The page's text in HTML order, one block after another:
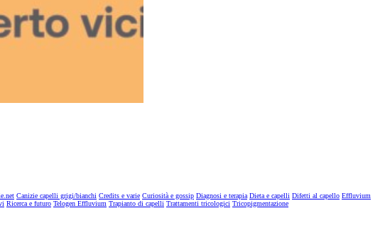
Canizie capelli grigi/bianchi Credits e varie Curiosità e gossip Diagnosi e terapia Dieta e capelli Difetti al capello Effluvium
Ricerca e futuro Telogen Effluvium Trapianto di capelli Trattamenti tricologici Tricopigmentazione